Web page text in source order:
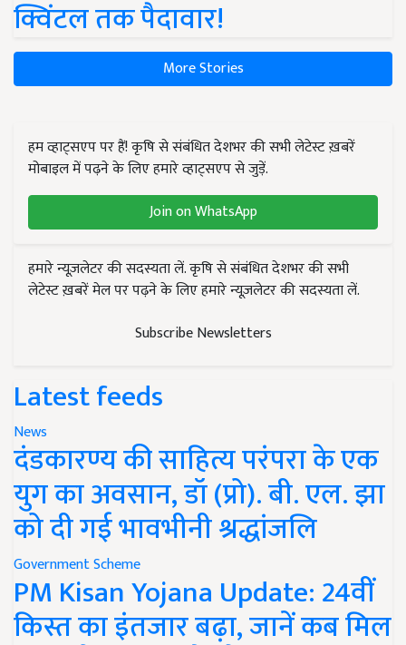
क्विंटल तक पैदावार!
More Stories
हम व्हाट्सएप पर हैं! कृषि से संबंधित देशभर की सभी लेटेस्ट ख़बरें
मोबाइल में पढ़ने के लिए हमारे व्हाट्सएप से जुड़ें.
Join on WhatsApp
हमारे न्यूज़लेटर की सदस्यता लें. कृषि से संबंधित देशभर की सभी
लेटेस्ट ख़बरें मेल पर पढ़ने के लिए हमारे न्यूज़लेटर की सदस्यता लें.
Subscribe Newsletters
Latest feeds
News
दंडकारण्य की साहित्य परंपरा के एक
युग का अवसान, डॉ (प्रो). बी. एल. झा
को दी गई भावभीनी श्रद्धांजलि
Government Scheme
PM Kisan Yojana Update: 24वीं
किस्त का इंतजार बढ़ा, जानें कब मिल